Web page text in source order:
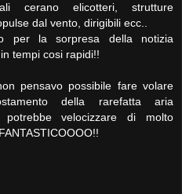
cerano elicotteri, strutture
dal vento, dirigibili ecc..
per la sorpresa della notizia
tempi cosi rapidi!!
pensavo possibile fare volare
della rarefatta aria
velocizzare di molto